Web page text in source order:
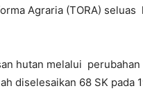
Agraria (TORA)
hutan melalui
diselesaikan 68 SK pada